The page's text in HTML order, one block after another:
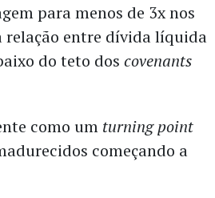
para menos de 3x nos
relação entre dívida líquida
do teto doscovenants
como um turning point
começando a